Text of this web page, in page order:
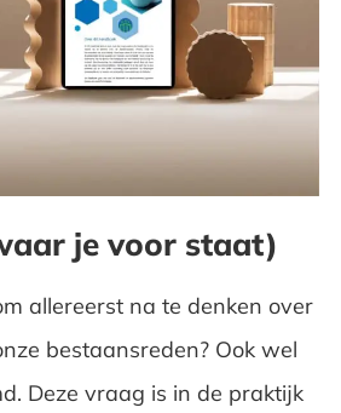
je voor staat)
allereerst na te denken over
bestaansreden? Ook wel
Deze vraag is in de praktijk